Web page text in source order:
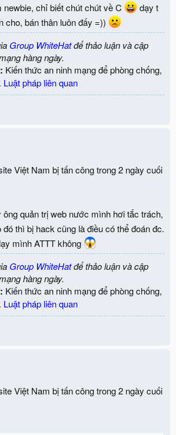
newbie, chỉ biết chút chút về C
dạy t
cho, bán thân luôn đấy =))
Group WhiteHatđể thảo luận và cập
hàng ngày.
Kiến thức an ninh mạng để phòng chống,
Luật pháp liên quan
Việt Nam bị tấn công trong 2 ngày cuối
ông quản trị web nước mình hơi tắc trách,
thì bị hack cũng là điều có thể đoán đc.
mình ATTT không
Group WhiteHatđể thảo luận và cập
hàng ngày.
Kiến thức an ninh mạng để phòng chống,
Luật pháp liên quan
Việt Nam bị tấn công trong 2 ngày cuối